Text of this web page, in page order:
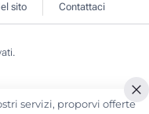
sito Contattaci
servizi, proporvi offerte